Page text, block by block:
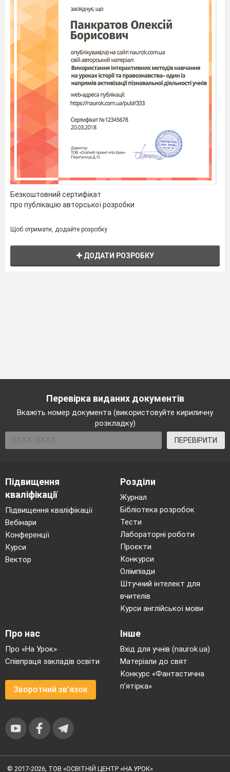
Безкоштовний сертифікат
про публікацію авторської розробки
Щоб отримати, додайте розробку
ДОДАТИ РОЗРОБКУ
Перевірка виданих документів
Вкажіть номер документа (використовуйте кириличну
розкладку)
ПЕРЕВІРИТИ
Підвищення
кваліфікації
Підвищення кваліфікації
Вебінари
Конференції
Курси
Вектор
Розділи
Журнал
Бібліотека розробок
Тести
Лабораторні роботи
Проєкти
Конкурси
Олімпіади
Штучний інтелект для
вчителів
Курси англійської мови
Про нас
Про «На Урок»
Співпраця закладів освіти
Зворотний зв'язок
Інше
Вхід для учнів (naurok.ua)
Матеріали до свят
Конкурс «Фантастична
п’ятірка»
© 2017-2026, ТОВ «ОСВІТНІЙ ЦЕНТР «НА УРОК»